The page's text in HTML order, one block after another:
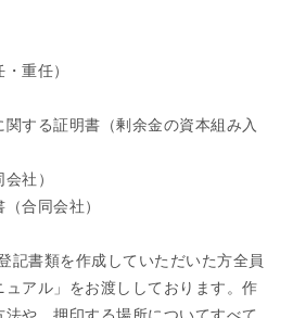
重任）
関する証明書（剰余金の資本組み入
社）
合同会社）
記書類を作成していただいた方全員
アル」をお渡ししております。作
や、押印する場所についてすべて